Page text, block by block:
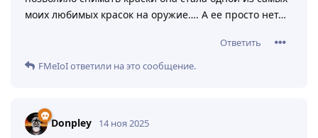
моих любимых красок на оружие…. А ее просто нет…
Ответить
FMeIoIответили на это сообщение.
Donpley 14 ноя 2025